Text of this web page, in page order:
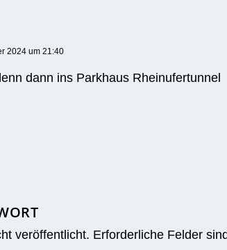
2024 um 21:40
dann ins Park­haus Rheinufertunnel
veröffentlicht. Erforderliche Felder